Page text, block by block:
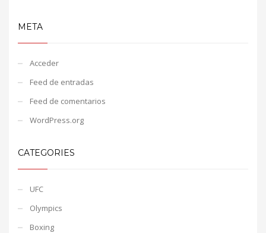
META
Acceder
Feed de entradas
Feed de comentarios
WordPress.org
CATEGORIES
UFC
Olympics
Boxing